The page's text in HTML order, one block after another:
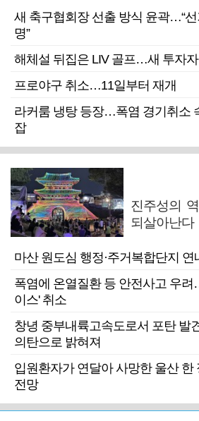
새 축구협회장 선출 방식 윤곽…“
명”
해체설 뒤집은 LIV 골프…새 투자자
프로야구 취소…11일부터 재개
라커룸 냉탕 등장…폭염 경기취소
잡
진주성의
되살아난다
마산 원도심 행정·주거복합단지 연
폭염에 온열질환 등 안전사고 우려
이스' 취소
창녕 중부내륙고속도로서 포탄 발
의탄으로 밝혀져
입원환자가 연달아 사망한 울산 한
전망